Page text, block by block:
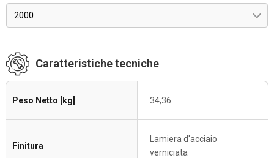
2000
Caratteristiche tecniche
Peso Netto [kg] 34,36
Finitura
Lamiera d'acciaio
verniciata